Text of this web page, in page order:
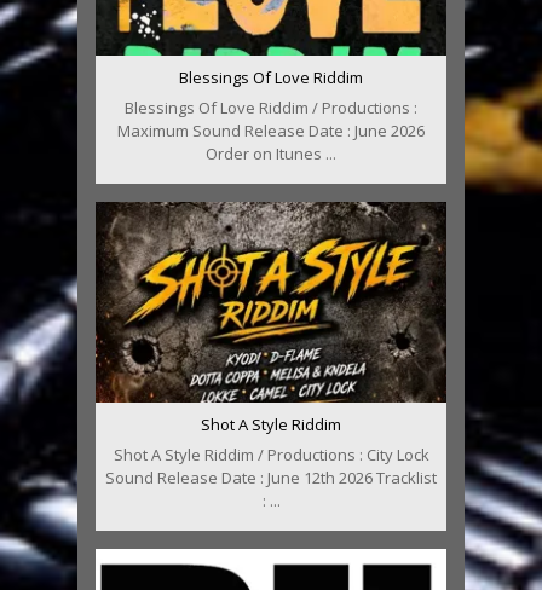
Blessings Of Love Riddim
Blessings Of Love Riddim / Productions :
Maximum Sound Release Date : June 2026
Order on Itunes ...
Shot A Style Riddim
Shot A Style Riddim / Productions : City Lock
Sound Release Date : June 12th 2026 Tracklist
: ...